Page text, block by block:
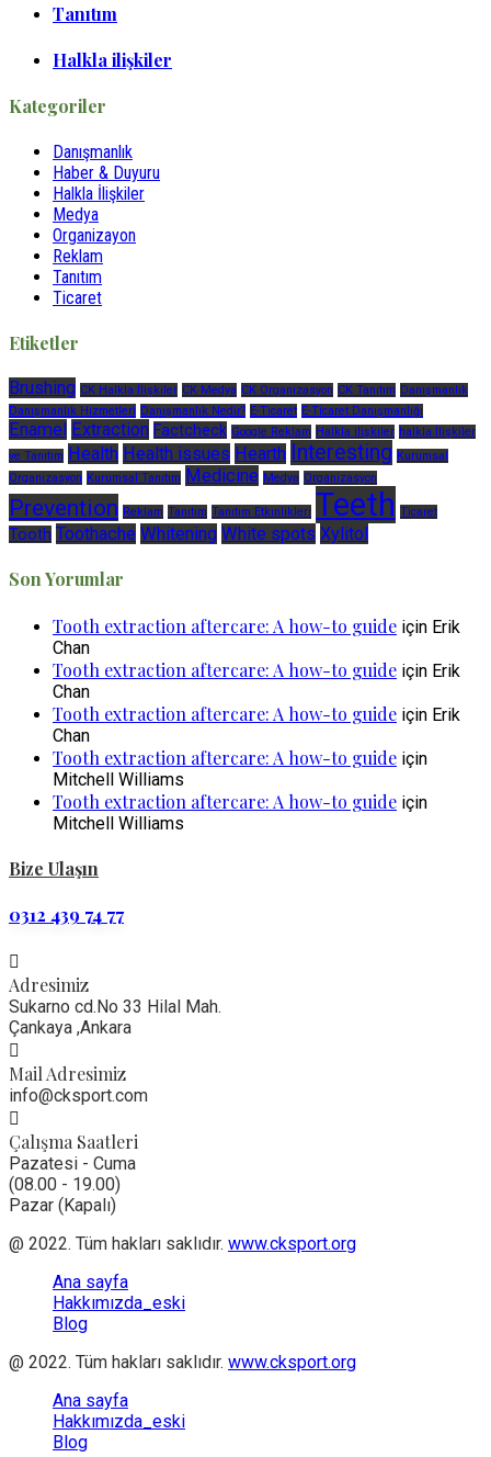
Tanıtım
Halkla ilişkiler
Kategoriler
Danışmanlık
Haber & Duyuru
Halkla İlişkiler
Medya
Organizayon
Reklam
Tanıtım
Ticaret
Etiketler
Brushing CK Halkla İlişkiler CK Medya CK Organizasyon CK Tanıtım Danışmanlık
Danışmanlık Hizmetleri Danışmanlık Nedir? E-Ticaret E-Ticaret Danışmanlığı
Enamel Extraction Factcheck Google Reklam Halkla ilişkiler halkla İlişkiler
ve Tanıtım Health Health issues Hearth Interesting Kurumsal
Organizasyon Kurumsal Tanıtım Medicine Medya Organizasyon
Prevention Reklam Tanıtım Tanıtım Etkinlikleri Teeth Ticaret
Tooth Toothache Whitening White spots Xylitol
Son Yorumlar
Tooth extraction aftercare: A how-to guide için Erik
Chan
Tooth extraction aftercare: A how-to guide için Erik
Chan
Tooth extraction aftercare: A how-to guide için Erik
Chan
Tooth extraction aftercare: A how-to guide için
Mitchell Williams
Tooth extraction aftercare: A how-to guide için
Mitchell Williams
Bize Ulaşın
0312 439 74 77
Adresimiz
Sukarno cd.No 33 Hilal Mah.
Çankaya ,Ankara
Mail Adresimiz
info@cksport.com
Çalışma Saatleri
Pazatesi - Cuma
(08.00 - 19.00)
Pazar (Kapalı)
@ 2022. Tüm hakları saklıdır. www.cksport.org
Ana sayfa
Hakkımızda_eski
Blog
@ 2022. Tüm hakları saklıdır. www.cksport.org
Ana sayfa
Hakkımızda_eski
Blog